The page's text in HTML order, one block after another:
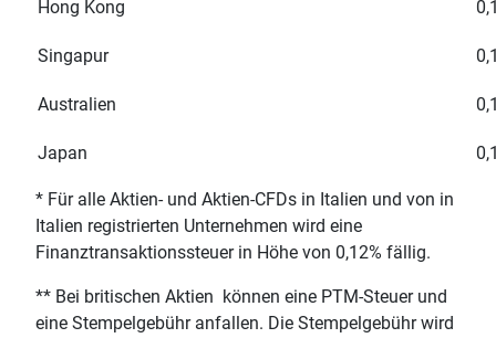
Hong Kong
Singapur
Australien
Japan
* Für alle Aktien- und Aktien-CFDs in Italien und von in
Italien registrierten Unternehmen wird eine
Finanztransaktionssteuer in Höhe von 0,12% fällig.
** Bei britischen Aktien können eine PTM-Steuer und
eine Stempelgebühr anfallen. Die Stempelgebühr wird